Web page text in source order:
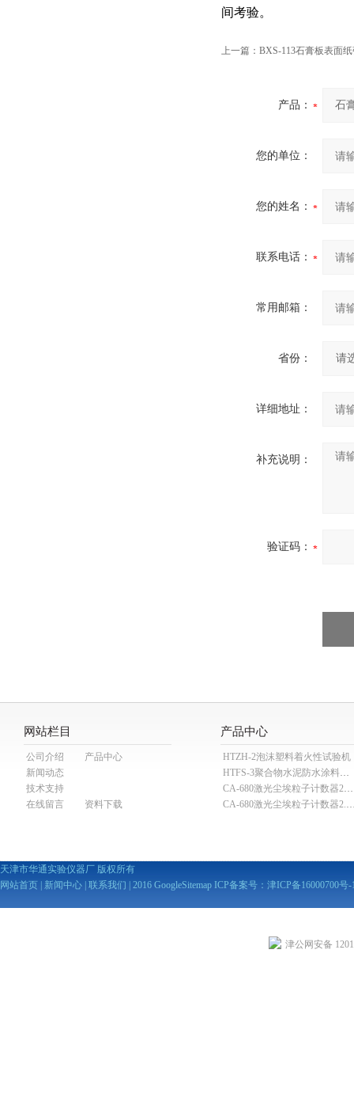
间考验。
上一篇： BXS-113石膏板表面
产品：
您的单位：
您的姓名：
联系电话：
常用邮箱：
省份：
详细地址：
补充说明：
验证码：
网站栏目
公司介绍
产品中心
新闻动态
技术支持
在线留言
资料下载
产品中心
HTZH-2泡沫塑料着火性试验机
HTFS-3聚合物水泥防水涂料分散机
CA-680激光尘埃粒子计数器28.3L
CA-680激光尘埃粒子
天津市华通实验仪器厂 版权所有
网站首页
新闻中心 联系我们 | 2016 GoogleSitemap ICP备案号： 津ICP备16000700号-
津公网安备